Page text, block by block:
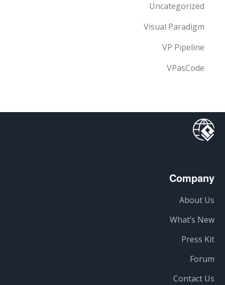
Uncategorized
Visual Paradigm
VP Pipeline
VPasCode
Company
About Us
What’s New
Press Kit
Forum
Contact Us